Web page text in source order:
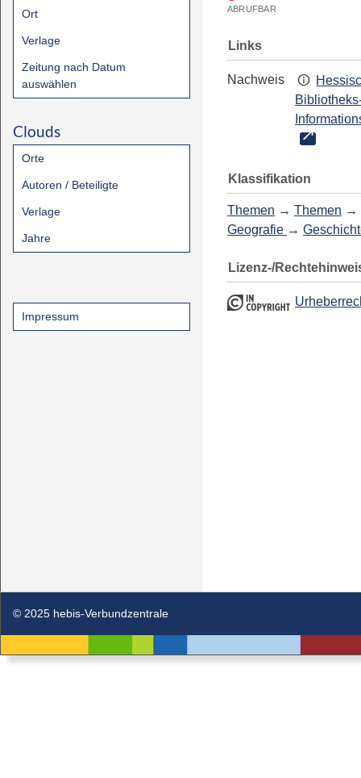
Ort
Verlage
Zeitung nach Datum
auswählen
Clouds
Orte
Autoren / Beteiligte
Verlage
Jahre
Impressum
ABRUFBAR
Links
Nachweis
Klassifikation
Themen → Themen →
Geografie →
Lizenz-/
© 2025 hebis-Verbundzentrale